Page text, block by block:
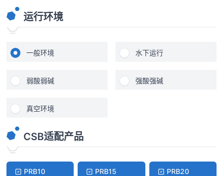
运行环境
一般环境 水下运行
弱酸弱碱 强酸强碱
真空环境
CSB适配产品
PRB10 PRB15 PRB20